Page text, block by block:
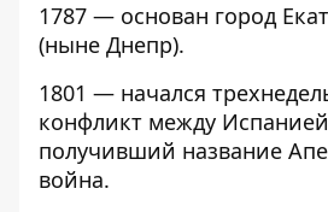
1787 — основан город
(ныне Днепр).
1801 — начался
конфликт между
получивший название
война.